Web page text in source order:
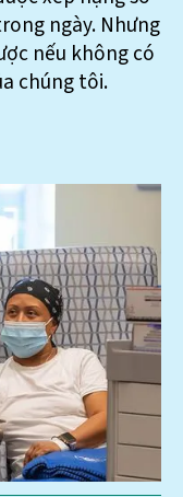
ngày. Nhưng
nếu không có
chúng tôi.